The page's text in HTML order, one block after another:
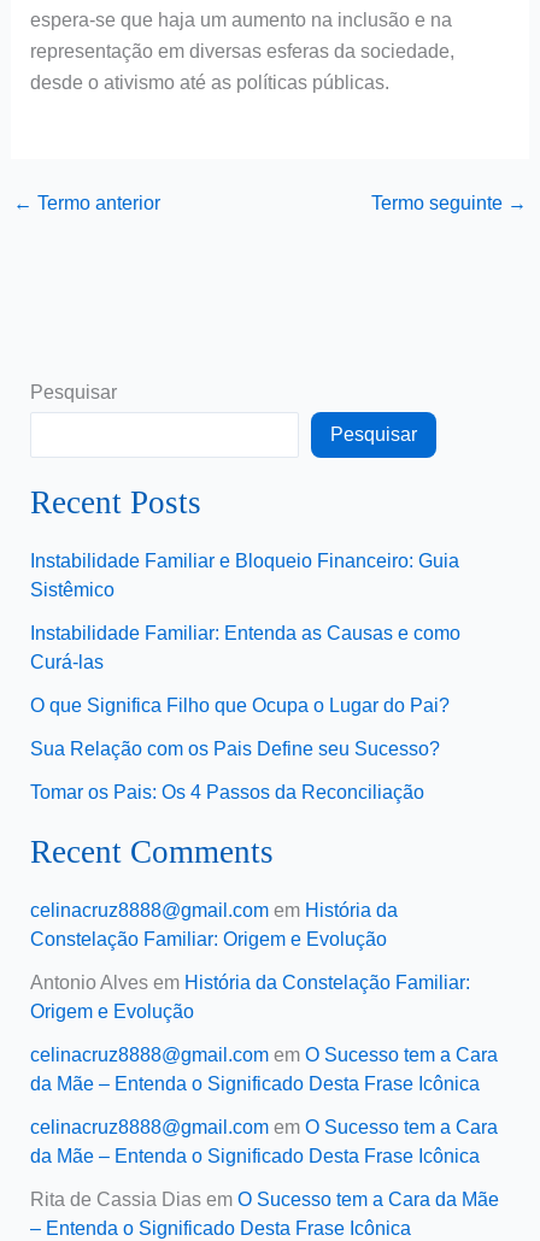
espera-se que haja um aumento na inclusão e na
representação em diversas esferas da sociedade,
desde o ativismo até as políticas públicas.
← Termo anterior Termo seguinte →
Pesquisar
Pesquisar
Recent Posts
Instabilidade Familiar e Bloqueio Financeiro: Guia
Sistêmico
Instabilidade Familiar: Entenda as Causas e como
Curá-las
O que Significa Filho que Ocupa o Lugar do Pai?
Sua Relação com os Pais Define seu Sucesso?
Tomar os Pais: Os 4 Passos da Reconciliação
Recent Comments
celinacruz8888@gmail.comem História da
Constelação Familiar: Origem e Evolução
Antonio Alvesem História da Constelação Familiar:
Origem e Evolução
celinacruz8888@gmail.comem O Sucesso tem a Cara
da Mãe – Entenda o Significado Desta Frase Icônica
celinacruz8888@gmail.comem O Sucesso tem a Cara
da Mãe – Entenda o Significado Desta Frase Icônica
Rita de Cassia Diasem O Sucesso tem a Cara da Mãe
– Entenda o Significado Desta Frase Icônica